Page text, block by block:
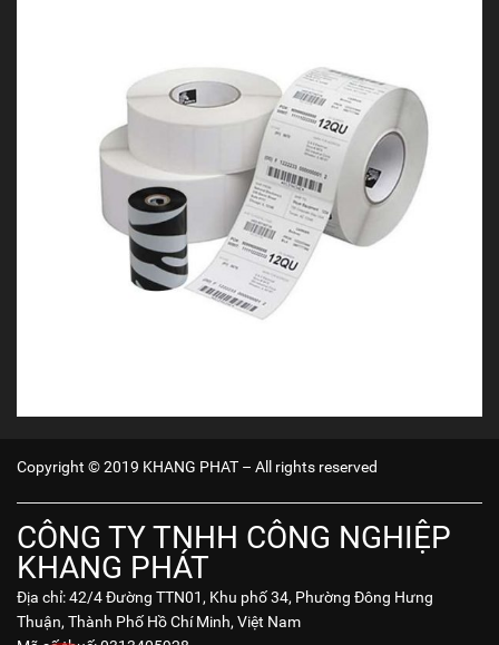
Copyright © 2019 KHANG PHAT – All rights reserved
CÔNG TY TNHH CÔNG NGHIỆP
KHANG PHÁT
Địa chỉ: 42/4 Đường TTN01, Khu phố 34, Phường Đông Hưng
Thuận, Thành Phố Hồ Chí Minh, Việt Nam